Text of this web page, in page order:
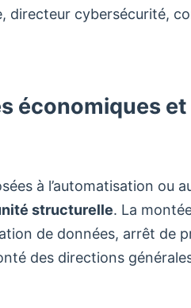
directeur cybersécurité,
économiques et
à l’automatisation ou
structurelle. La
de données, arrêt de
des directions